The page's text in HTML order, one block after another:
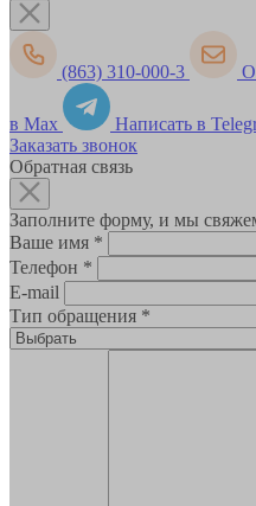
(863) 310-000-3
в Max
Написать в
Заказать звонок
Обратная связь
Заполните форму, и мы
Ваше имя *
Телефон *
E-mail
Тип обращения *